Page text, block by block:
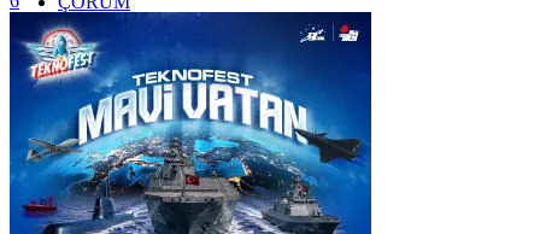
İSTANBUL
İZMİR
ŞANLIURFA
ŞIRNAK